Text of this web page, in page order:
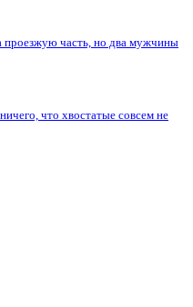
проезжую часть, но два мужчины
что хвостатые совсем не